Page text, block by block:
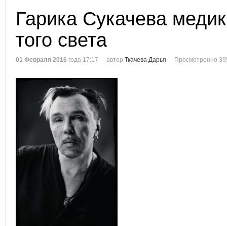
Гарика Сукачева
того света
01 Февраля 2016 года 17:17 автор Ткачева Дарья Просмотренно